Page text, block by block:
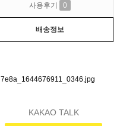
사용후기 0
배송정보
KAKAO TALK